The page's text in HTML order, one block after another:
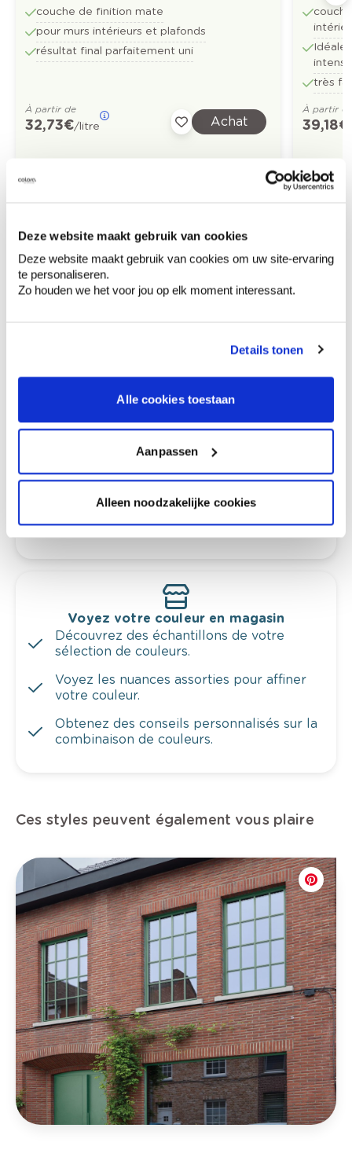
Deze website maakt gebruik van cookies
Deze website maakt gebruik van cookies om uw site-ervaring
te personaliseren.
Zo houden we het voor jou op elk moment interessant.
Details tonen
Alle cookies toestaan
Aanpassen
Alleen noodzakelijke cookies
couche de finition mate
pour murs intérieurs et plafonds
résultat final parfaitement uni
À partir de
32,73 €/litre Achat
Idéale
très
À partir
39,18 €
Cuisine
Living Classique
Off white
Conseil couleur à domicile
Faites le tour de vos pièces avec l'expert
l'éclairage et de votre mobilier.
Obtenez un contrôle technologique de vos
murs.
Voyez votre couleur en magasin
Découvrez des échantillons de votre
sélection de couleurs.
Voyez les nuances assorties pour affiner
votre couleur.
Obtenez des conseils personnalisés sur la
combinaison de couleurs.
Ces styles peuvent également vous plaire